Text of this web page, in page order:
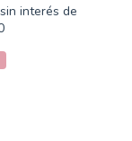
interés de